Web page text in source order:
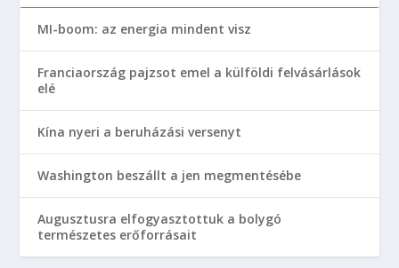
MI-boom: az energia mindent visz
Franciaország pajzsot emel a külföldi felvásárlások
elé
Kína nyeri a beruházási versenyt
Washington beszállt a jen megmentésébe
Augusztusra elfogyasztottuk a bolygó
természetes erőforrásait